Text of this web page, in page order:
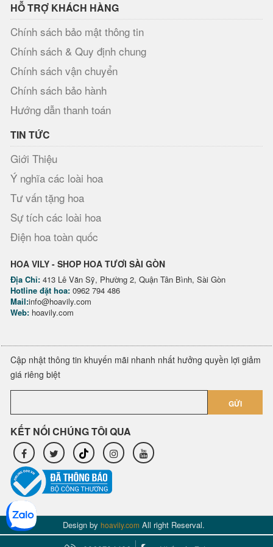
HỖ TRỢ KHÁCH HÀNG
Chính sách bảo mật thông tin
Chính sách & Quy định chung
Chính sách vận chuyển
Chính sách bảo hành
Hướng dẫn thanh toán
TIN TỨC
Giới Thiệu
Ý nghĩa các loài hoa
Tư vấn tặng hoa
Sự tích các loài hoa
Điện hoa toàn quốc
HOA VILY - SHOP HOA TƯƠI SÀI GÒN
Địa Chỉ: 413 Lê Văn Sỹ, Phường 2, Quận Tân Bình, Sài Gòn
Hotline đặt hoa: 0962 794 486
Mail:info@hoavily.com
Web: hoavily.com
Cập nhật thông tin khuyến mãi nhanh nhất hưởng quyền lợi giảm
giá riêng biệt
GỬI
KẾT NỐI CHÚNG TÔI QUA
Design by hoavily.com All right Reserval.